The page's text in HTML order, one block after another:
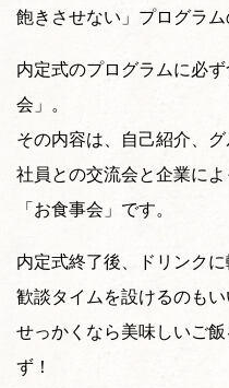
飽きさせない」プログラム
内定式のプログラムに必
会」。
その内容は、自己紹介、
社員との交流会と企業に
「お食事会」です。
内定式終了後、ドリンク
歓談タイムを設けるのもい
せっかくなら美味しいご
ず！